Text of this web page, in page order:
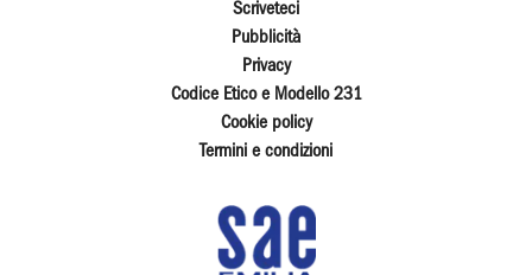
Scriveteci
Pubblicità
Privacy
Codice Etico e Modello 231
Cookie policy
Termini e condizioni